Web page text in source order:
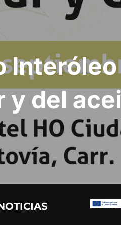
y del